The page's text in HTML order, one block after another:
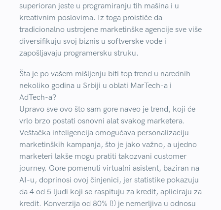
superioran jeste u programiranju tih mašina i u
kreativnim poslovima. Iz toga proističe da
tradicionalno ustrojene marketinške agencije sve više
diversifikuju svoj biznis u softverske vode i
zapošljavaju programersku struku.
Šta je po vašem mišljenju biti top trend u narednih
nekoliko godina u Srbiji u oblati MarTech-a i
AdTech-a?
Upravo sve ovo što sam gore naveo je trend, koji će
vrlo brzo postati osnovni alat svakog marketera.
Veštačka inteligencija omogućava personalizaciju
marketinških kampanja, što je jako važno, a ujedno
marketeri lakše mogu pratiti takozvani customer
journey. Gore pomenuti virtualni asistent, baziran na
AI-u, doprinosi ovoj činjenici, jer statistike pokazuju
da 4 od 5 ljudi koji se raspituju za kredit, apliciraju za
kredit. Konverzija od 80% (!) je nemerljiva u odnosu